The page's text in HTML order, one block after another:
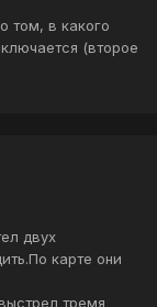
том, в какого
(второе
двух
карте они
тремя